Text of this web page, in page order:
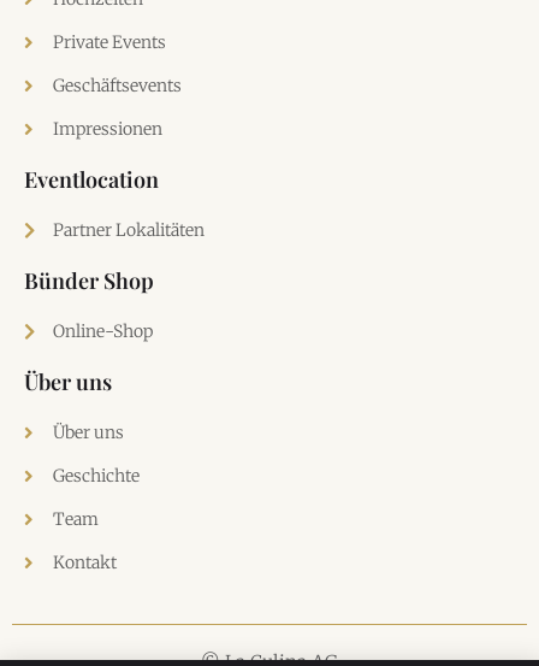
Private Events
Geschäftsevents
Impressionen
Eventlocation
Partner Lokalitäten
Bünder Shop
Online-Shop
Über uns
Über uns
Geschichte
Team
Kontakt